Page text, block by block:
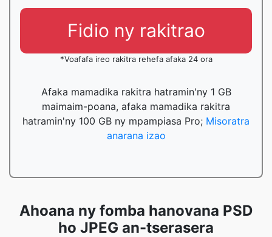
Fidio ny rakitrao
*Voafafa ireo rakitra rehefa afaka 24 ora
Afaka mamadika rakitra hatramin'ny 1 GB
maimaim-poana, afaka mamadika rakitra
hatramin'ny 100 GB ny mpampiasa Pro; Misoratra
anarana izao
Ahoana ny fomba hanovana PSD
ho JPEG an-tserasera